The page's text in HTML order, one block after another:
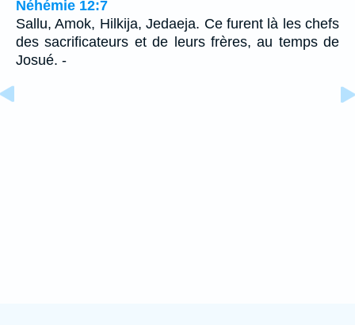
Néhémie 12:7
Sallu, Amok, Hilkija, Jedaeja. Ce furent là les chefs
des sacrificateurs et de leurs frères, au temps de
Josué. -